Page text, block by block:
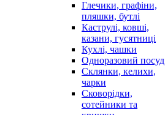
Глечики, графіни,
пляшки, бутлі
Каструлі, ковші,
казани, гусятниці
Кухлі, чашки
Одноразовий посуд
Склянки, келихи,
чарки
Сковорідки,
сотейники та